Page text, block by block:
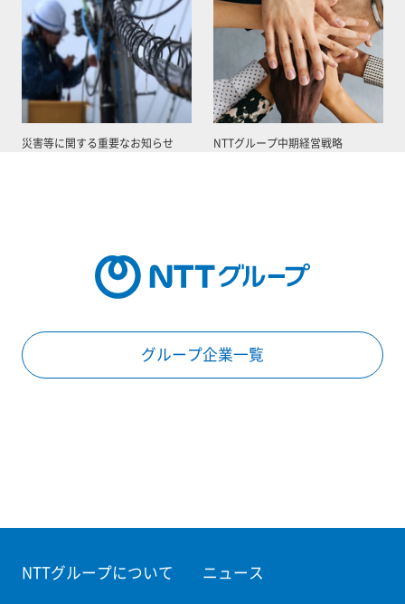
災害等に関する重要なお知らせ NTTグループ中期経営戦略
グループ企業一覧
NTTグループについて ニュース